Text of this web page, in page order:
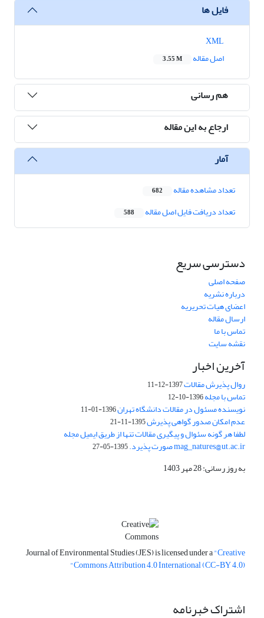
فایل ها
اصل مقاله
3.55 M
هم رسانی
ارجاع به این مقاله
آمار
تعداد مشاهده مقاله 682
تعداد دریافت فایل اصل مقاله 588
دسترسی سریع
صفحه اصلی
درباره نشریه
اعضای هیات تحریریه
ارسال مقاله
تماس با ما
نقشه سایت
آخرین اخبار
روال پذیرش مقالات1397-12-11
تماس با مجله1396-10-12
نویسنده مسئول در مقالات دانشگاه تهران1396-01-11
عدم امکان صدور گواهی پذیرش1395-11-21
لطفا هر گونه سئوال و پیگیری مقالات تنها از طریق ایمیل مجله
mag_natures@ut.ac.ir صورت پذیرد. 1395-05-27
به روز رسانی: 28 مهر 1403
Journal of Environmental Studies (JES) is licensed under a"Creative
Commons Attribution 4.0 International (CC-BY 4.0)"
اشتراک خبرنامه